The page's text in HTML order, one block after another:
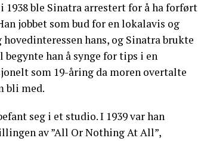
ble Sinatra arrestert for å ha forført
jobbet som bud for en lokalavis og
hans, og Sinatra brukte
han å synge for tips i en
som 19-åring da moren overtalte
bli med.
seg i et studio. I 1939 var han
av ”All Or Nothing At All”,